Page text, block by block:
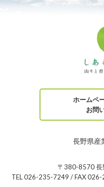
ホームペ
お問
長野県産
〒380-8570 長
TEL 026-235-7249 / FAX